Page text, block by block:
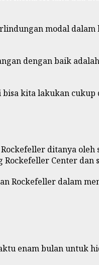
modal
dengan baik
kita lakukan cukup
Rockefeller ditanya
Center dan
Rockefeller dalam
enam bulan untuk